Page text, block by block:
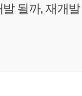
될까, 재개